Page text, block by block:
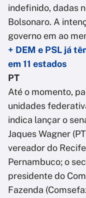
indefinido, dadas
Bolsonaro. A
governo em ao
+ DEM e PSL já
em 11 estados
PT
Até o momento,
unidades
indica lançar o
Jaques Wagner
vereador do
Pernambuco; o
presidente do
Fazenda